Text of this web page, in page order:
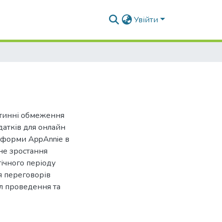
Увійти
обмеження
для онлайн
AppAnnie в
зростання
періоду
проведення та